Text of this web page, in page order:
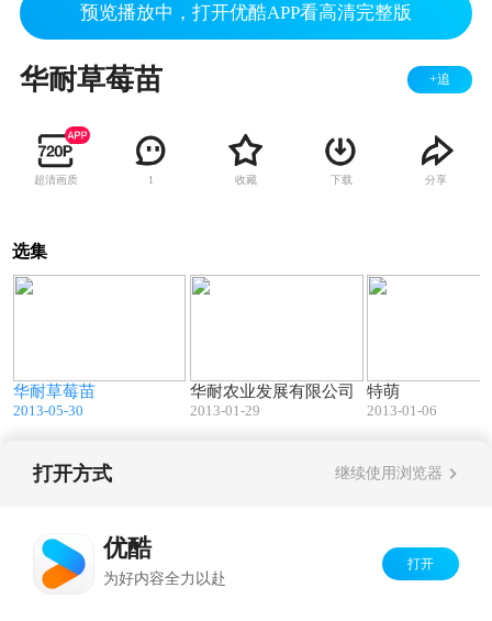
预览播放中，打开优酷APP看高清完整版
华耐草莓苗 +追
超清画质 1 收藏 下载 分享
选集
华耐草莓苗
2013-05-30
华耐农业发展有限公司
2013-01-29
特萌
2013-01-06
打开方式 继续使用浏览器
优酷
为好内容全力以赴
打开